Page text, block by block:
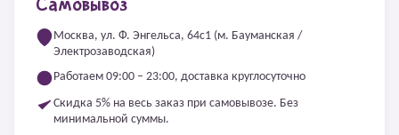
Москва, ул. Ф. Энгельса, 64с1 (м. Бауманская /
Электрозаводская)
Работаем 09:00 – 23:00, доставка круглосуточно
Скидка 5% на весь заказ при самовывозе. Без
минимальной суммы.